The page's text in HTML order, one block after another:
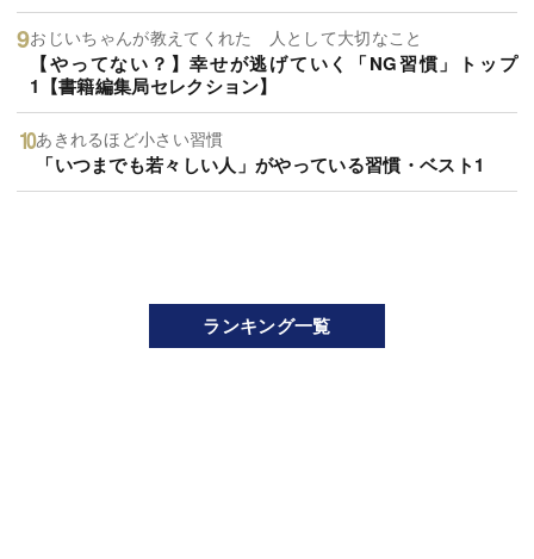
おじいちゃんが教えてくれた 人として大切なこと
【やってない？】幸せが逃げていく「NG習慣」トップ
1【書籍編集局セレクション】
あきれるほど小さい習慣
「いつまでも若々しい人」がやっている習慣・ベスト1
ランキング一覧